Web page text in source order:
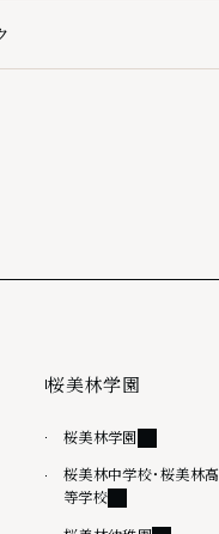
下層ページ一覧を開く
部リンク
桜美林学園
桜美林学園外部リンク
桜美林中学校・桜美林高
等学校外部リンク